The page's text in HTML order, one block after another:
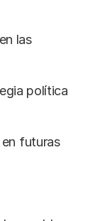
las
política
futuras